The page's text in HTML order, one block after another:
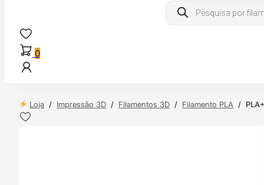
Products
search
0
Loja / Impressão 3D / Filamentos 3D / Filamento PLA /